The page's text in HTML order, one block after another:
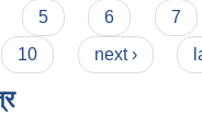
5 6 7
10
next ›